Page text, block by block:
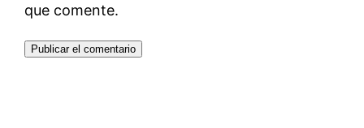
que comente.